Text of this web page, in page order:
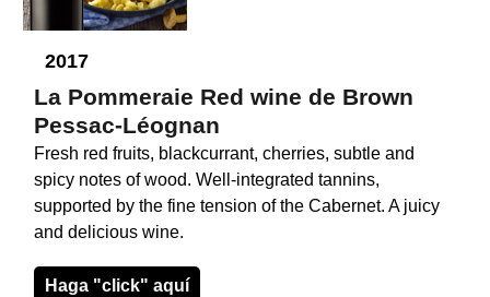
2017
La Pommeraie Red wine de Brown
Pessac-Léognan
Fresh red fruits, blackcurrant, cherries, subtle and
spicy notes of wood. Well-integrated tannins,
supported by the fine tension of the Cabernet. A juicy
and delicious wine.
Haga "click" aquí